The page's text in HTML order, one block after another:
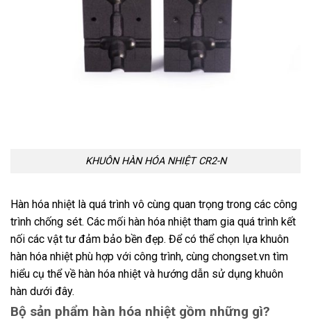
KHUÔN HÀN HÓA NHIỆT CR2-N
Hàn hóa nhiệt là quá trình vô cùng quan trọng trong các công
trình chống sét. Các mối hàn hóa nhiệt tham gia quá trình kết
nối các vật tư đảm bảo bền đẹp. Để có thể chọn lựa khuôn
hàn hóa nhiệt phù hợp với công trình, cùng chongset.vn tìm
hiểu cụ thể về hàn hóa nhiệt và hướng dẫn sử dụng khuôn
hàn dưới đây.
Bộ sản phẩm hàn hóa nhiệt gồm những gì?